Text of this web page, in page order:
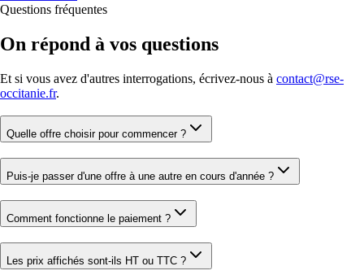
Questions fréquentes
On répond à vos questions
Et si vous avez d'autres interrogations, écrivez-nous à contact@rse-
occitanie.fr.
Quelle offre choisir pour commencer ?
Puis-je passer d'une offre à une autre en cours d'année ?
Comment fonctionne le paiement ?
Les prix affichés sont-ils HT ou TTC ?